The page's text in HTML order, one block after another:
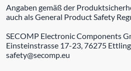
Angaben gemäß der
auch als General Product Safety
SECOMP Electronic Components
Einsteinstrasse 17-23, 76275
safety@secomp.eu